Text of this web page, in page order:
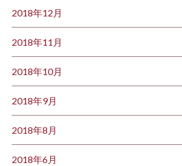
2018年12月
2018年11月
2018年10月
2018年9月
2018年8月
2018年6月